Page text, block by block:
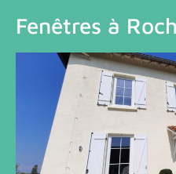
Fenêtres à